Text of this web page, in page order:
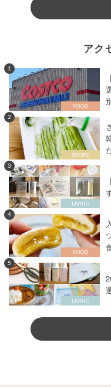
アク
1
2
3
4
5